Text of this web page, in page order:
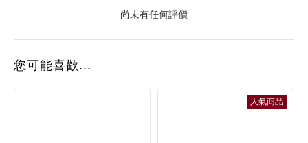
尚未有任何評價
您可能喜歡...
人氣商品